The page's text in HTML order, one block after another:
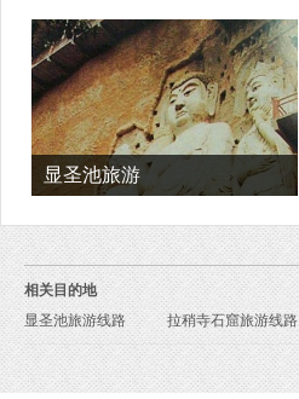
显圣池旅游
相关目的地
显圣池旅游线路
拉稍寺石窟旅游线路